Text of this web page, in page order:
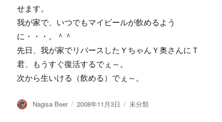
せます。
我が家で、いつでもマイビールが飲めるよう
に・・・。＾＾
先日、我が家でリバースしたＹちゃんＹ奥さんにＴ
君、もうすぐ復活するでぇ～。
次から生いける（飲める）でぇ～。
投
Nagisa Beer
投
2008年11月3日
カ
未分類